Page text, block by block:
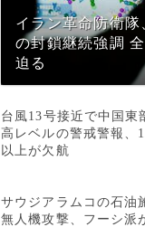
イラン革命防衛
の封鎖継続強調
迫る
台風13号接近で中国東
高レベルの警戒警報、
以上が欠航
サウジアラムコの石油
無人機攻撃、フーシ派